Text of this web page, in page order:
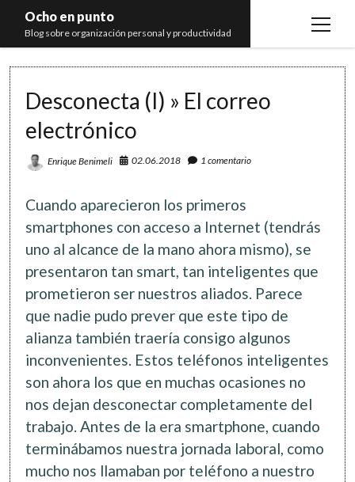
Ocho en punto
Blog sobre organización personal y productividad
open
Libros
Recomendaciones
Desconecta (I) » El correo
electrónico
Enrique Benimeli 02.06.2018 1 comentario
Cuando aparecieron los primeros
smartphones con acceso a Internet (tendrás
uno al alcance de la mano ahora mismo), se
presentaron tan smart, tan inteligentes que
prometieron ser nuestros aliados. Parece
que nadie pudo prever que este tipo de
alianza también traería consigo algunos
inconvenientes. Estos teléfonos inteligentes
son ahora los que en muchas ocasiones no
nos dejan desconectar completamente del
trabajo. Antes de la era smartphone, cuando
terminábamos nuestra jornada laboral, como
mucho nos llamaban por teléfono a nuestro